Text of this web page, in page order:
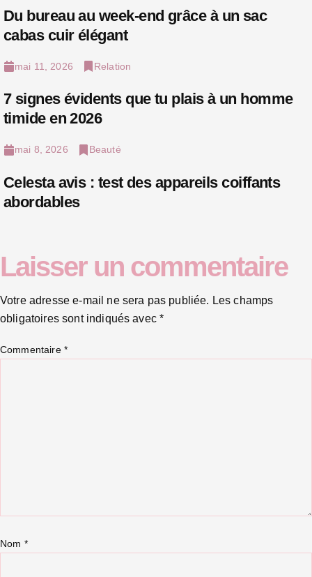
Du bureau au week-end grâce à un sac
cabas cuir élégant
mai 11, 2026 Relation
7 signes évidents que tu plais à un homme
timide en 2026
mai 8, 2026 Beauté
Celesta avis : test des appareils coiffants
abordables
Laisser un commentaire
Votre adresse e-mail ne sera pas publiée. Les champs
obligatoires sont indiqués avec*
Commentaire *
Nom *